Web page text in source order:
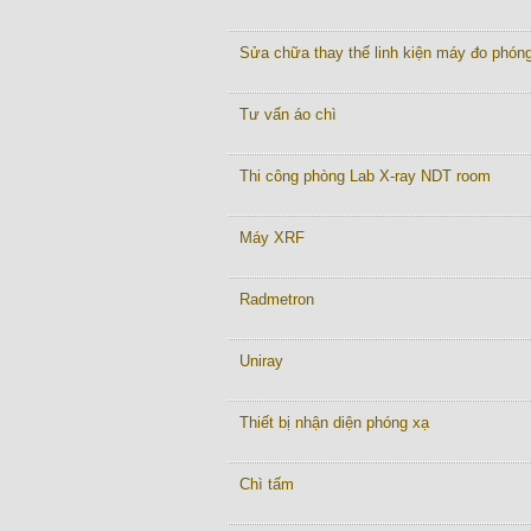
Sửa chữa thay thế linh kiện máy đo
Tư vấn áo chì
Thi công phòng Lab X-ray NDT room
Máy XRF
Radmetron
Uniray
Thiết bị nhận diện phóng xạ
Chì tấm